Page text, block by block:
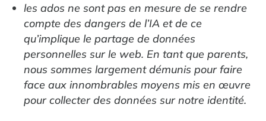
les ados ne sont pas en mesure de se rendre
compte des dangers de l’IA et de ce
qu’implique le partage de données
personnelles sur le web. En tant que parents,
nous sommes largement démunis pour faire
face aux innombrables moyens mis en œuvre
pour collecter des données sur notre identité.